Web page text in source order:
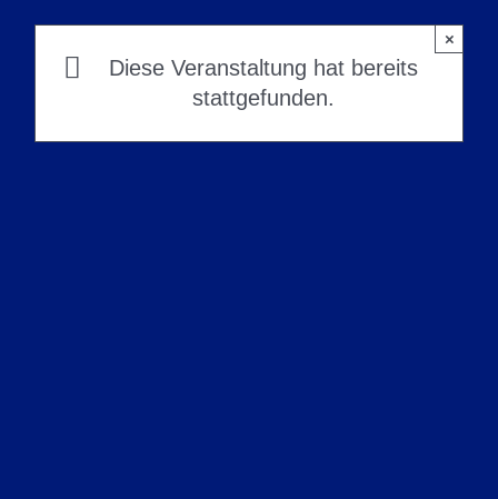
Diese Veranstaltung hat bereits
stattgefunden.
×